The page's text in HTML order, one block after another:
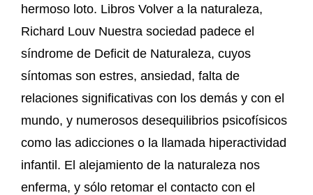
hermoso loto. Libros Volver a la naturaleza,
Richard Louv Nuestra sociedad padece el
síndrome de Deficit de Naturaleza, cuyos
síntomas son estres, ansiedad, falta de
relaciones significativas con los demás y con el
mundo, y numerosos desequilibrios psicofísicos
como las adicciones o la llamada hiperactividad
infantil. El alejamiento de la naturaleza nos
enferma, y sólo retomar el contacto con el